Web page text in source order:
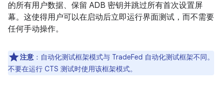
的所有用户数据、保留 ADB 密钥并跳过所有首次设置屏
幕。 这使得用户可以在启动后立即运行界面测试，而不需要
任何手动操作。
注意 ：自动化测试框架模式与 TradeFed 自动化测试框架不同。
不要在运行 CTS 测试时使用该框架模式。